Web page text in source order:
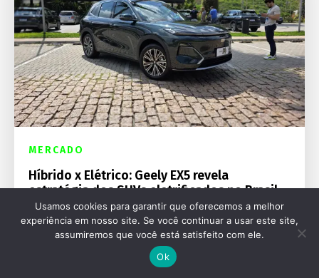
MERCADO
Híbrido x Elétrico: Geely EX5 revela
estratégia dos SUVs eletrificados no Brasil
Usamos cookies para garantir que oferecemos a melhor
experiência em nosso site. Se você continuar a usar este site,
assumiremos que você está satisfeito com ele.
Ok